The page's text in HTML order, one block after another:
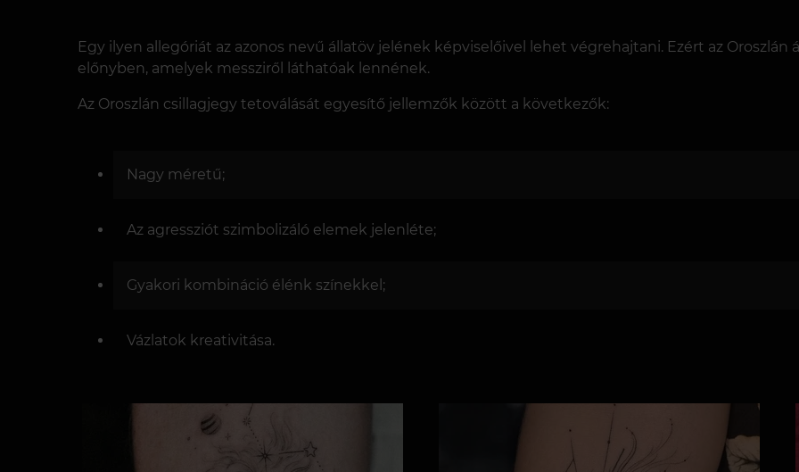
Egy ilyen allegóriát az azonos nevű állatöv jelének képviselőivel lehet végrehajtani. Ezért az
előnyben, amelyek messziről láthatóak lennének.
Az Oroszlán csillagjegy tetoválását egyesítő jellemzők között a következők:
Nagy méretű;
Az agressziót szimbolizáló elemek jelenléte;
Gyakori kombináció élénk színekkel;
Vázlatok kreativitása.